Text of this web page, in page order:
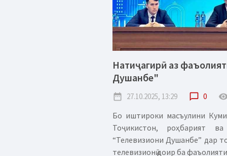
Натиҷагирӣ аз
Душанбе"
date_range 27.10.2025, 13:29 chat_bubble_outline 0
Бо иштироки масъулини
Тоҷикистон, роҳбарият
“Телевизиони Душанбе” дар
телевизионӣ доир ба